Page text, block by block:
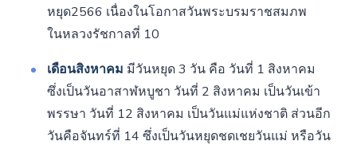
หยุด2566 เนื่องในโอกาสวันพระบรมราชสมภพ
ในหลวงรัชกาลที่ 10
เดือนสิงหาคม มีวันหยุด 3 วัน คือ วันที่ 1 สิงหาคม
ซึ่งเป็นวันอาสาฬหบูชา วันที่ 2 สิงหาคม เป็นวันเข้า
พรรษา วันที่ 12 สิงหาคม เป็นวันแม่แห่งชาติ ส่วนอีก
วันคือจันทร์ที่ 14 ซึ่งเป็นวันหยุดชดเชยวันแม่ หรือวัน